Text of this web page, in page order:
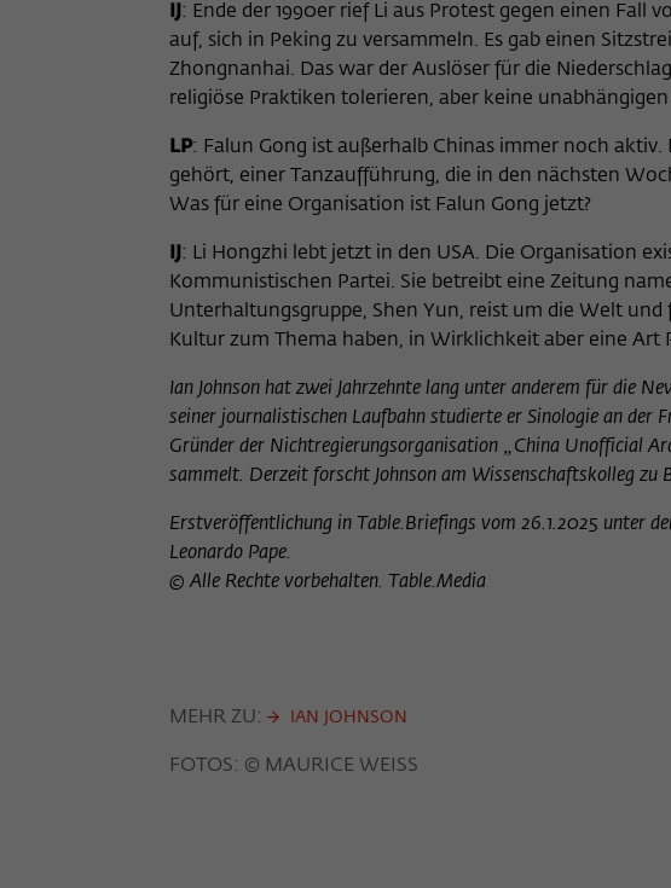
IJ : Ende der 1990er rief Li aus Protest gegen einen Fall
auf, sich in Peking zu versammeln. Es gab einen
Zhongnanhai. Das war der Auslöser für die
religiöse Praktiken tolerieren, aber keine
LP: Falun Gong ist außerhalb Chinas immer noch
gehört, einer Tanzaufführung, die in den nächsten
Was für eine Organisation ist Falun Gong jetzt?
IJ : Li Hongzhi lebt jetzt in den USA. Die Organisation
Kommunistischen Partei. Sie betreibt eine Zeitung
Unterhaltungsgruppe, Shen Yun, reist um die Welt
Kultur zum Thema haben, in Wirklichkeit aber eine Art
Ian Johnson hat zwei Jahrzehnte lang unter anderem für die
seiner journalistischen Laufbahn studierte er Sinologie an
Gründer der Nichtregierungsorganisation „China Unofficial
sammelt. Derzeit forscht Johnson am Wissenschaftskolleg zu
Erstveröffentlichung in Table.Briefings vom 26.1.2025 unter
Leonardo Pape.
© Alle Rechte vorbehalten. Table.Media
MEHR ZU: IAN JOHNSON
FOTOS: © MAURICE WEISS